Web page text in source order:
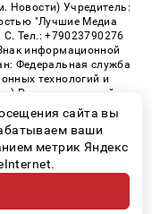
Новости) Учредитель:
"Лучшие Медиа
Тел.: +79023790276
информационной
Федеральная служба
технологий и
Регистрационный
02.06.2021
защищены
16+
сайта вы
ваши
метрик Яндекс